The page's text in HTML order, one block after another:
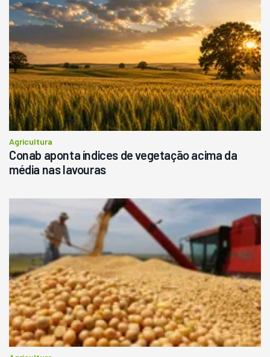
Agricultura
Conab aponta índices de vegetação acima da
média nas lavouras